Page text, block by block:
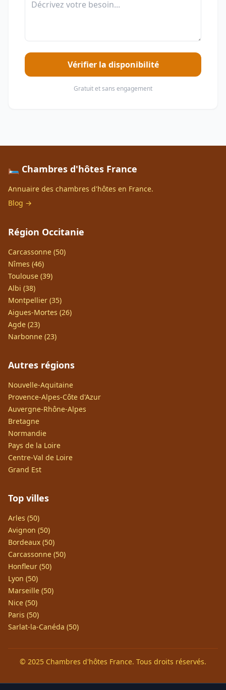
Vérifier la disponibilité
Gratuit et sans engagement
🛏️ Chambres d'hôtes France
Annuaire des chambres d'hôtes en France.
Blog →
Région Occitanie
Carcassonne (50)
Nîmes (46)
Toulouse (39)
Albi (38)
Montpellier (35)
Aigues-Mortes (26)
Agde (23)
Narbonne (23)
Autres régions
Nouvelle-Aquitaine
Provence-Alpes-Côte d'Azur
Auvergne-Rhône-Alpes
Bretagne
Normandie
Pays de la Loire
Centre-Val de Loire
Grand Est
Top villes
Arles (50)
Avignon (50)
Bordeaux (50)
Carcassonne (50)
Honfleur (50)
Lyon (50)
Marseille (50)
Nice (50)
Paris (50)
Sarlat-la-Canéda (50)
© 2025 Chambres d'hôtes France. Tous droits réservés.